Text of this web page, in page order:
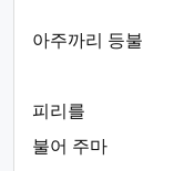
아주까리 등불
피리를
불어 주마